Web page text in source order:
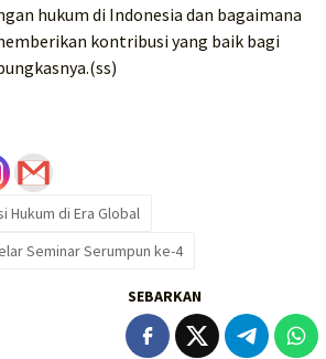
hukum di Indonesia dan bagaimana
kontribusi yang baik bagi
Hukum di Era Global
Seminar Serumpun ke-4
SEBARKAN